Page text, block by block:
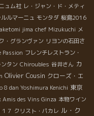
ュム社 レ・ジャン・ド・メティ
ルマーニュ モンタダ 桜島2016
jima chef Mizukuchi メ
・グランヴァン リヨンの石田さ
Passion フレンチレストラン・
タン Chiroubles 谷井さん カ
Olivier Cousin クローズ・エ
8 dan Yoshimura Kenichi 東京
Amis des Vins Ginza 本物ワイン
７ クリスト・パカレ ル・ク